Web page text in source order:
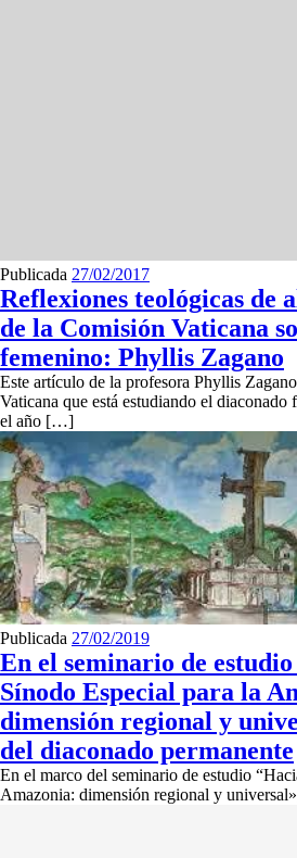
Publicada 27/02/2017
Reflexiones teológicas de
de la Comisión Vaticana
femenino: Phyllis Zagano
Este artículo de la profesora Phyllis
Vaticana que está estudiando el
el año […]
Publicada 27/02/2019
En el seminario de
Sínodo Especial para la
dimensión regional y
del diaconado permanente
En el marco del seminario de estudio
Amazonia: dimensión regional y